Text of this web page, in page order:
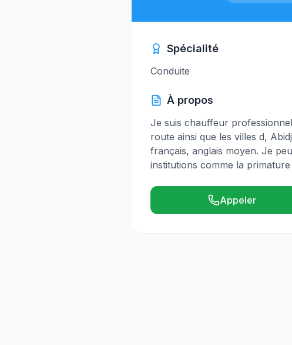
Spécialité
Conduite
À propos
Je suis chauffeur
route ainsi que les villes d,
français, anglais moyen. Je
institutions comme la
Appeler